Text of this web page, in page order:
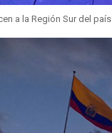
a la Región Sur del